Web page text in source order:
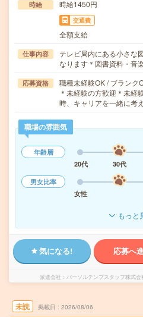
時給 時給1450円
交通費
全額支給
仕事内容
テレビ局内にある小さな
なります＊図書資料・
応募資格
職種未経験OK / ブランク
＊未経験の方歓迎＊未経
時、キャリアを一緒に考
職場の雰囲気
年齢層
20代
30代
男女比率
女性
もっと
気になる! 応募へ
派遣会社 パーソルテンプスタッフ株式
未読 掲載日 2026/08/06